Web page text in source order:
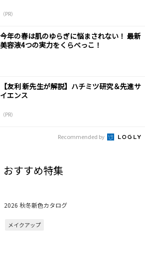
（PR）
今年の春は肌のゆらぎに悩まされない！ 最新
美容液4つの実力をくらべっこ！
【友利 新先生が解説】ハチミツ研究＆先進サ
イエンス
（PR）
Recommended by
おすすめ特集
2026 秋冬新色カタログ
メイクアップ